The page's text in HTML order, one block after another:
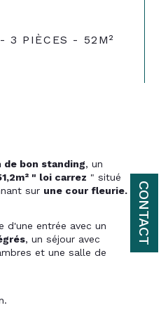
CONTACT
3 PIÈCES - 52M²
de bon standing, un
" loi carrez " situé
sur une cour fleurie.
d'une entrée avec un
, un séjour avec
et une salle de